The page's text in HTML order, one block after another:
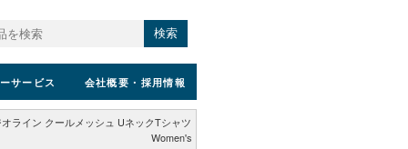
検索
サービス 会社概要 ・採用情報
ライン クールメッシュ UネックTシャツ
Women's